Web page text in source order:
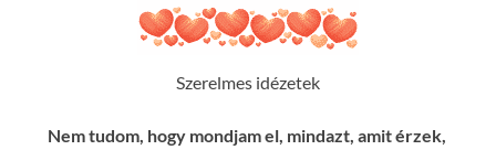
Szerelmes idézetek
Nem tudom, hogy mondjam el, mindazt, amit érzek,